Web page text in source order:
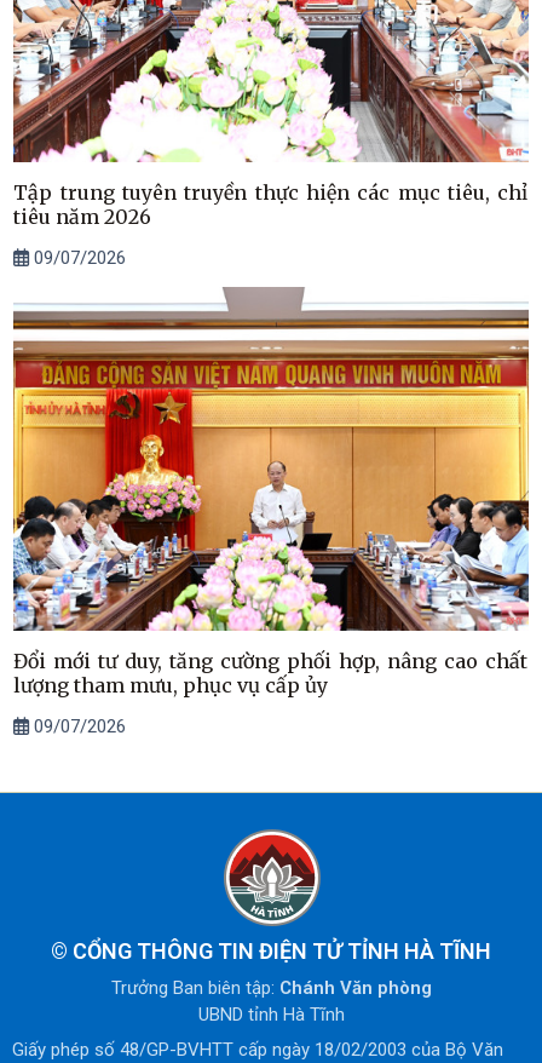
Tập trung tuyên truyền thực hiện các mục tiêu, chỉ
tiêu năm 2026
09/07/2026
Đổi mới tư duy, tăng cường phối hợp, nâng cao chất
lượng tham mưu, phục vụ cấp ủy
09/07/2026
© CỔNG THÔNG TIN ĐIỆN TỬ TỈNH HÀ TĨNH
Trưởng Ban biên tập: Chánh Văn phòng
UBND tỉnh Hà Tĩnh
Giấy phép số 48/GP-BVHTT cấp ngày 18/02/2003 của Bộ Văn